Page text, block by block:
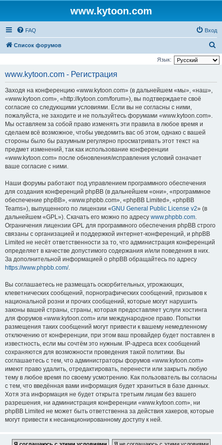
www.kytoon.com
FAQ Вход
Список форумов
о
Язык:
www.kytoon.com - Регистрация
Заходя на конференцию «www.kytoon.com» (в дальнейшем «мы», «наш»,
«www.kytoon.com», «http://kytoon.com/forum»), вы подтверждаете своё
согласие со следующими условиями. Если вы не согласны с ними,
пожалуйста, не заходите и не пользуйтесь форумами «www.kytoon.com».
Мы оставляем за собой право изменять эти правила в любое время и
сделаем всё возможное, чтобы уведомить вас об этом, однако с вашей
стороны было бы разумным регулярно просматривать этот текст на
предмет изменений, так как использование конференции
«www.kytoon.com» после обновления/исправления условий означает
ваше согласие с ними.
Наши форумы работают под управлением программного обеспечения
для создания конференций phpBB (в дальнейшем «они», «программное
обеспечение phpBB», «www.phpbb.com», «phpBB Limited», «phpBB
Teams»), выпущенного по лицензии «GNU General Public License v2» (в
дальнейшем «GPL»). Скачать его можно по адресу www.phpbb.com.
Ограничения лицензии GPL для программного обеспечения phpBB строго
связаны с организацией и поддержкой интернет-конференций, и phpBB
Limited не несёт ответственности за то, что администрация конференций
определяет в качестве допустимого содержания и/или поведения в них.
За дополнительной информацией о phpBB обращайтесь по адресу
https://www.phpbb.com/.
Вы соглашаетесь не размещать оскорбительных, угрожающих,
клеветнических сообщений, порнографических сообщений, призывов к
национальной розни и прочих сообщений, которые могут нарушить
законы вашей страны, страны, которая предоставляет услуги хостинга
для форумов «www.kytoon.com» или международное право. Попытки
размещения таких сообщений могут привести к вашему немедленному
отключению от конференции, при этом ваш провайдер будет поставлен в
известность, если мы сочтём это нужным. IP-адреса всех сообщений
сохраняются для возможности проведения такой политики. Вы
соглашаетесь с тем, что администраторы форумов «www.kytoon.com»
имеют право удалить, отредактировать, перенести или закрыть любую
тему в любое время по своему усмотрению. Как пользователь вы согласны
с тем, что введённая вами информация будет храниться в базе данных.
Хотя эта информация не будет открыта третьим лицам без вашего
разрешения, ни администрация конференции «www.kytoon.com», ни
phpBB Limited не может быть ответственна за действия хакеров, которые
могут привести к несанкционированному доступу к ней.